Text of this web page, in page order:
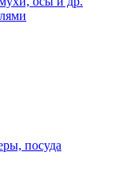
посуда